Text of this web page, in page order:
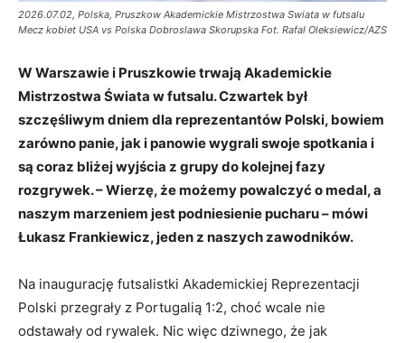
2026.07.02, Polska, Pruszkow Akademickie Mistrzostwa Swiata w futsalu
Mecz kobiet USA vs Polska Dobroslawa Skorupska Fot. Rafal Oleksiewicz/AZS
W Warszawie i Pruszkowie trwają Akademickie
Mistrzostwa Świata w futsalu. Czwartek był
szczęśliwym dniem dla reprezentantów Polski, bowiem
zarówno panie, jak i panowie wygrali swoje spotkania i
są coraz bliżej wyjścia z grupy do kolejnej fazy
rozgrywek. – Wierzę, że możemy powalczyć o medal, a
naszym marzeniem jest podniesienie pucharu – mówi
Łukasz Frankiewicz, jeden z naszych zawodników.
Na inaugurację futsalistki Akademickiej Reprezentacji
Polski przegrały z Portugalią 1:2, choć wcale nie
odstawały od rywalek. Nic więc dziwnego, że jak